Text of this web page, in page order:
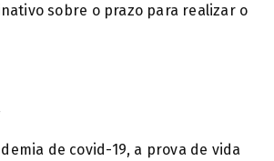
sobre o prazo para realizar o
de covid-19, a prova de vida